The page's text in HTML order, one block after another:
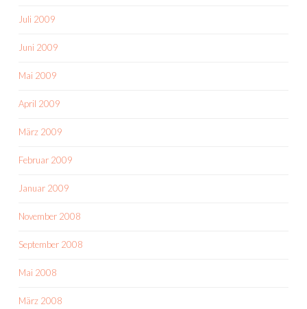
Juli 2009
Juni 2009
Mai 2009
April 2009
März 2009
Februar 2009
Januar 2009
November 2008
September 2008
Mai 2008
März 2008